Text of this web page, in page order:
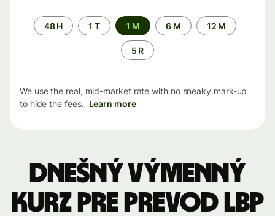
Time
period
48 H 1 T 1 M 6 M 12 M
5 R
We use the real, mid-market rate with no sneaky mark-up
to hide the fees. Learn more
Dnešný výmenný
kurz pre prevod LBP